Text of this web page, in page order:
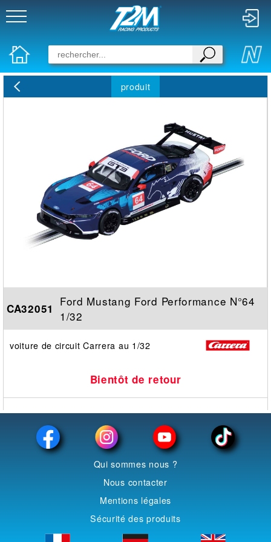
produit
CA32051
Ford Mustang Ford Performance N°64
1/32
voiture de circuit Carrera au 1/32
Bientôt de retour
Qui sommes nous ?
Nous contacter
Mentions légales
Sécurité des produits